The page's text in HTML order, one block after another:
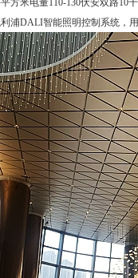
方米电量110-130伏安双路10
浦DALI智能照明控制系统，